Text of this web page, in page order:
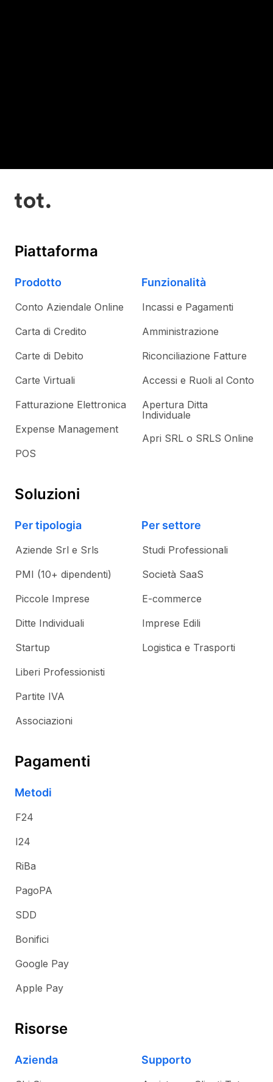
Piattaforma
Prodotto
Conto Aziendale Online
Carta di Credito
Carte di Debito
Carte Virtuali
Fatturazione Elettronica
Expense Management
POS
Funzionalità
Incassi e Pagamenti
Amministrazione
Riconciliazione Fatture
Accessi e Ruoli al Conto
Apertura Ditta
Individuale
Apri SRL o SRLS Online
Soluzioni
Per tipologia
Aziende Srl e Srls
PMI (10+ dipendenti)
Piccole Imprese
Ditte Individuali
Startup
Liberi Professionisti
Partite IVA
Associazioni
Per settore
Studi Professionali
Società SaaS
E-commerce
Imprese Edili
Logistica e Trasporti
Pagamenti
Metodi
F24
I24
RiBa
PagoPA
SDD
Bonifici
Google Pay
Apple Pay
Risorse
Azienda Supporto